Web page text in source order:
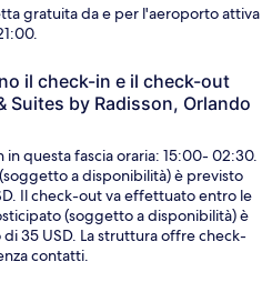
gratuita da e per l'aeroporto attiva
il check-in e il check-out
Suites by Radisson, Orlando
questa fascia oraria: 15:00- 02:30.
a disponibilità) è previsto
Il check-out va effettuato entro le
(soggetto a disponibilità) è
35 USD. La struttura offre check-
contatti.